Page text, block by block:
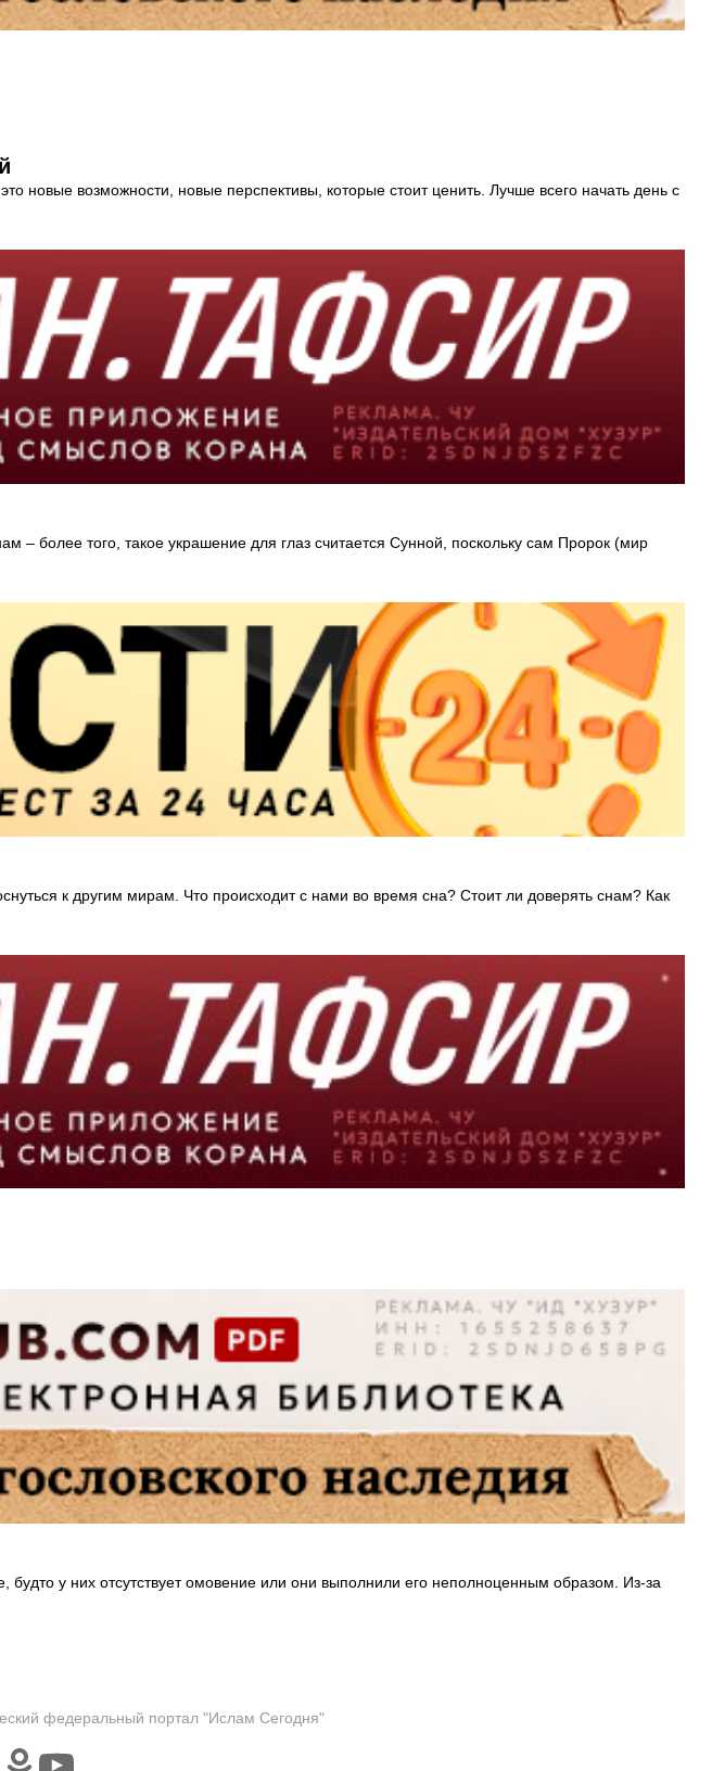
возможности, новые перспективы, которые стоит ценить. Лучше всего начать день с
– более того, такое украшение для глаз считается Сунной, поскольку сам Пророк (мир
к другим мирам. Что происходит с нами во время сна? Стоит ли доверять снам? Как
у них отсутствует омовение или они выполнили его неполноценным образом. Из-за
федеральный портал "Ислам Сегодня"